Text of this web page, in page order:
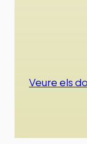
Veure els